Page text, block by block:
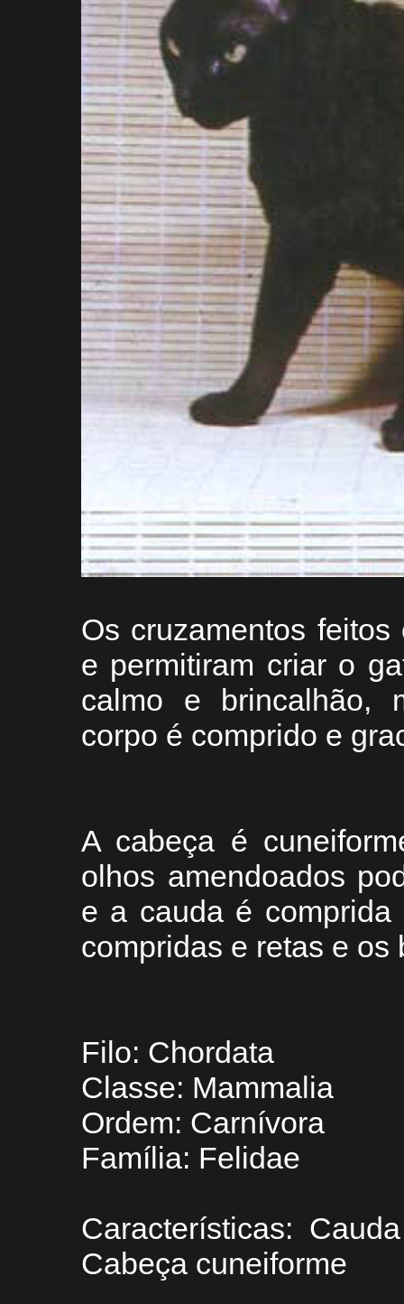
Os cruzamentos
e permitiram criar o
calmo e brincalhão,
corpo é comprido e
A cabeça é
olhos amendoados
e a cauda é
compridas e retas e
Filo: Chordata
Classe: Mammalia
Ordem: Carnívora
Família: Felidae
Características:
Cabeça cuneiforme